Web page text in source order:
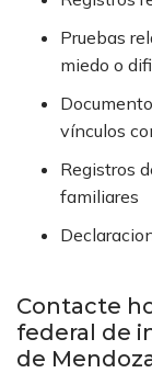
Pruebas
miedo o
vínculos
Registros
familiares
Contacte
federal de
de